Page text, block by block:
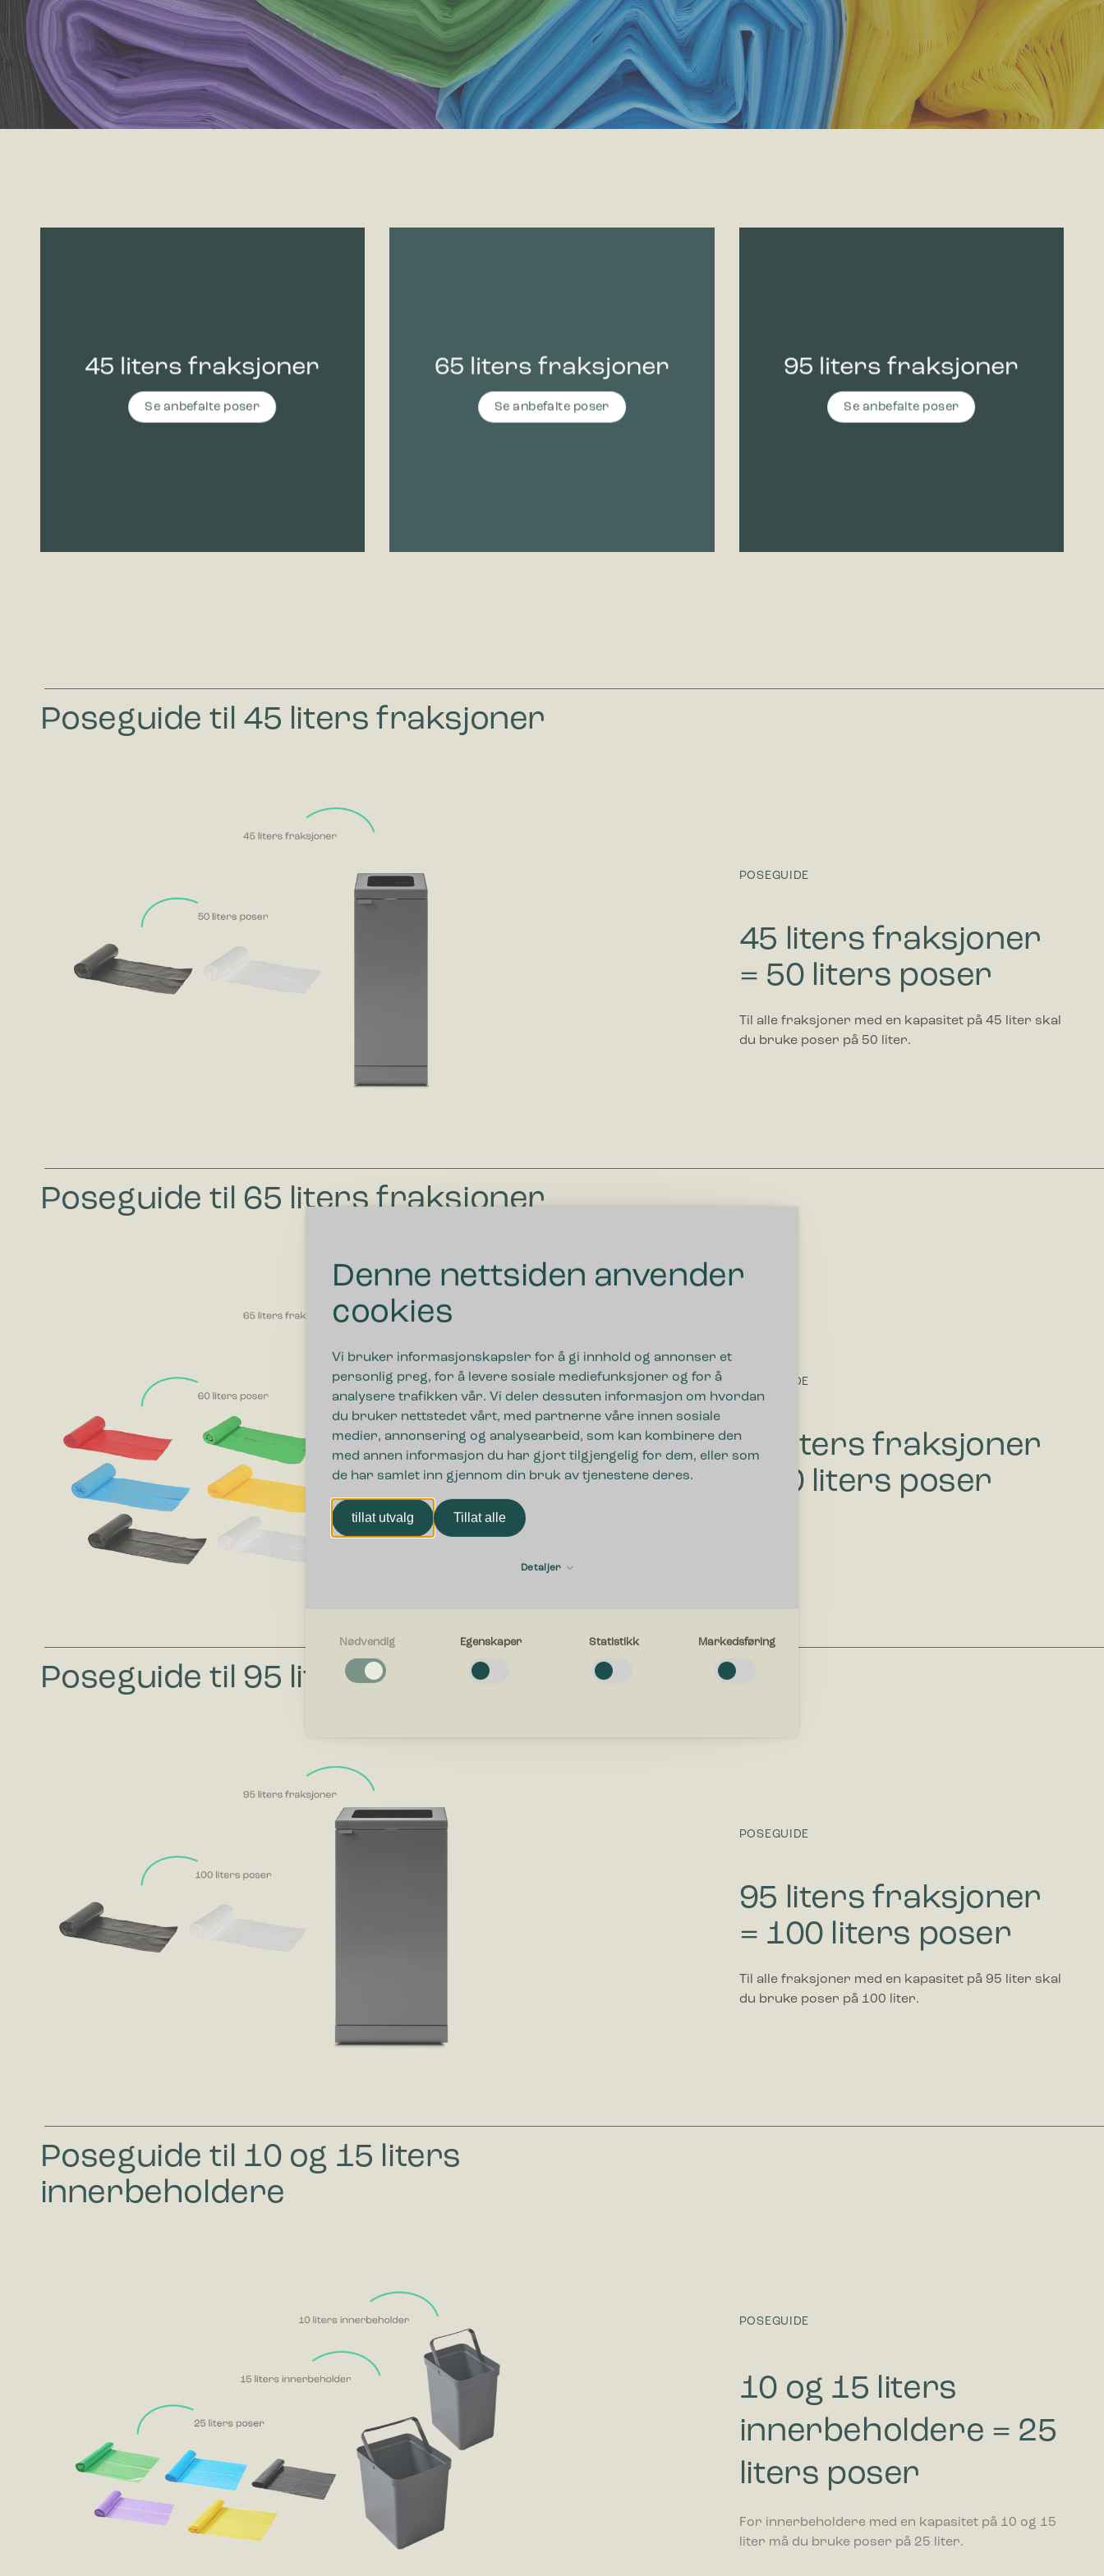
Denne nettsiden anvender
cookies
Vi bruker informasjonskapsler for å gi innhold og annonser et
personlig preg, for å levere sosiale mediefunksjoner og for å
analysere trafikken vår. Vi deler dessuten informasjon om hvordan
du bruker nettstedet vårt, med partnerne våre innen sosiale
medier, annonsering og analysearbeid, som kan kombinere den
med annen informasjon du har gjort tilgjengelig for dem, eller som
de har samlet inn gjennom din bruk av tjenestene deres.
tillat utvalg Tillat alle
Detaljer
Nødvendig
Nødvendige cookies bidra til å gjøre en nettside brukbart ved at grunnleggende funksjoner
Preferanse-cookies gjør et nettsted for å huske informasjon og endrer måten nettsiden
oppfører seg eller ser ut, ting som ditt foretrukne språk eller den regionen du befinner deg i.
Statistikk
annonser som er relevante og engasjerende for den enkelte bruker og dermed mer verdifull
Nødvendig Egenskaper Statistikk Markedsføring
45 liters fraksjoner
Se anbefalte poser
65 liters fraksjoner
Se anbefalte poser
95 liters fraksjoner
Se anbefalte poser
Poseguide til 45 liters fraksjoner
POSEGUIDE
45 liters fraksjoner
= 50 liters poser
Til alle fraksjoner med en kapasitet på 45 liter skal
du bruke poser på 50 liter.
Poseguide til 65 liters fraksjoner
POSEGUIDE
65 liters fraksjoner
= 60 liters poser
Poseguide til 95 liters fraksjoner
POSEGUIDE
95 liters fraksjoner
= 100 liters poser
Til alle fraksjoner med en kapasitet på 95 liter skal
du bruke poser på 100 liter.
Poseguide til 10 og 15 liters
innerbeholdere
POSEGUIDE
10 og 15 liters
innerbeholdere = 25
liters poser
For innerbeholdere med en kapasitet på 10 og 15
liter må du bruke poser på 25 liter.